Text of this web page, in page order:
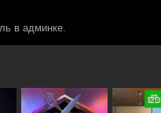
в админке.